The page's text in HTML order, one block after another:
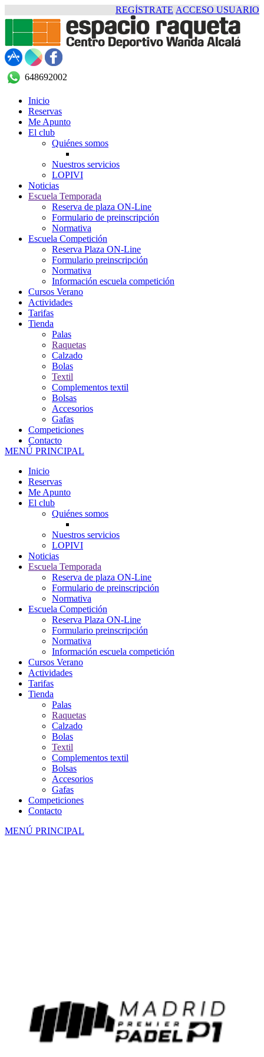
REGÍSTRATE ACCESO USUARIO
648692002
Inicio
Reservas
Me Apunto
El club
Quiénes somos
Nuestros servicios
LOPIVI
Noticias
Escuela Temporada
Reserva de plaza ON-Line
Formulario de preinscripción
Normativa
Escuela Competición
Reserva Plaza ON-Line
Formulario preinscripción
Normativa
Información escuela competición
Cursos Verano
Actividades
Tarifas
Tienda
Palas
Raquetas
Calzado
Bolas
Textil
Complementos textil
Bolsas
Accesorios
Gafas
Competiciones
Contacto
MENÚ PRINCIPAL
Inicio
Reservas
Me Apunto
El club
Quiénes somos
Nuestros servicios
LOPIVI
Noticias
Escuela Temporada
Reserva de plaza ON-Line
Formulario de preinscripción
Normativa
Escuela Competición
Reserva Plaza ON-Line
Formulario preinscripción
Normativa
Información escuela competición
Cursos Verano
Actividades
Tarifas
Tienda
Palas
Raquetas
Calzado
Bolas
Textil
Complementos textil
Bolsas
Accesorios
Gafas
Competiciones
Contacto
MENÚ PRINCIPAL